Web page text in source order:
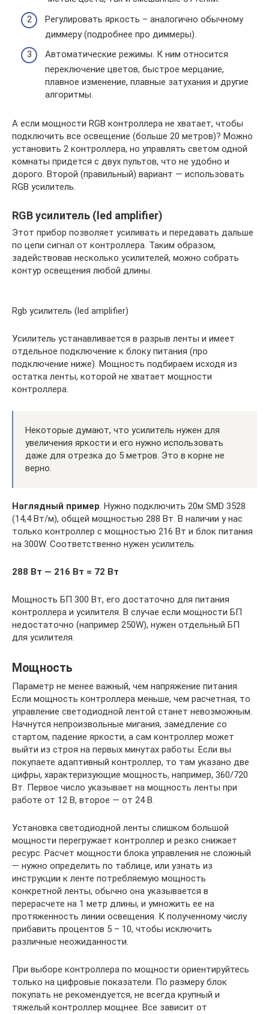
Регулировать яркость – аналогично обычному
диммеру (подробнее про диммеры).
Автоматические режимы. К ним относится
переключение цветов, быстрое мерцание,
плавное изменение, плавные затухания и другие
алгоритмы.
А если мощности RGB контроллера не хватает, чтобы
подключить все освещение (больше 20 метров)? Можно
установить 2 контроллера, но управлять светом одной
комнаты придется с двух пультов, что не удобно и
дорого. Второй (правильный) вариант — использовать
RGB усилитель.
RGB усилитель (led amplifier)
Этот прибор позволяет усиливать и передавать дальше
по цепи сигнал от контроллера. Таким образом,
задействовав несколько усилителей, можно собрать
контур освещения любой длины.
Rgb усилитель (led amplifier)
Усилитель устанавливается в разрыв ленты и имеет
отдельное подключение к блоку питания (про
подключение ниже). Мощность подбираем исходя из
остатка ленты, которой не хватает мощности
контроллера.
Некоторые думают, что усилитель нужен для
увеличения яркости и его нужно использовать
даже для отрезка до 5 метров. Это в корне не
верно.
Наглядный пример. Нужно подключить 20м SMD 3528
(14,4 Вт/м), общей мощностью 288 Вт. В наличии у нас
только контроллер с мощностью 216 Вт и блок питания
на 300W. Соответственно нужен усилитель:
288 Вт — 216 Вт = 72 Вт
Мощность БП 300 Вт, его достаточно для питания
контроллера и усилителя. В случае если мощности БП
недостаточно (например 250W), нужен отдельный БП
для усилителя.
Мощность
Параметр не менее важный, чем напряжение питания.
Если мощность контроллера меньше, чем расчетная, то
управление светодиодной лентой станет невозможным.
Начнутся непроизвольные мигания, замедление со
стартом, падение яркости, а сам контроллер может
выйти из строя на первых минутах работы. Если вы
покупаете адаптивный контроллер, то там указано две
цифры, характеризующие мощность, например, 360/720
Вт. Первое число указывает на мощность ленты при
работе от 12 В, второе — от 24 В.
Установка светодиодной ленты слишком большой
мощности перегружает контроллер и резко снижает
ресурс. Расчет мощности блока управления не сложный
— нужно определить по таблице, или узнать из
инструкции к ленте потребляемую мощность
конкретной ленты, обычно она указывается в
перерасчете на 1 метр длины, и умножить ее на
протяженность линии освещения. К полученному числу
прибавить процентов 5 – 10, чтобы исключить
различные неожиданности.
При выборе контроллера по мощности ориентируйтесь
только на цифровые показатели. По размеру блок
покупать не рекомендуется, не всегда крупный и
тяжелый контроллер мощнее. Все зависит от